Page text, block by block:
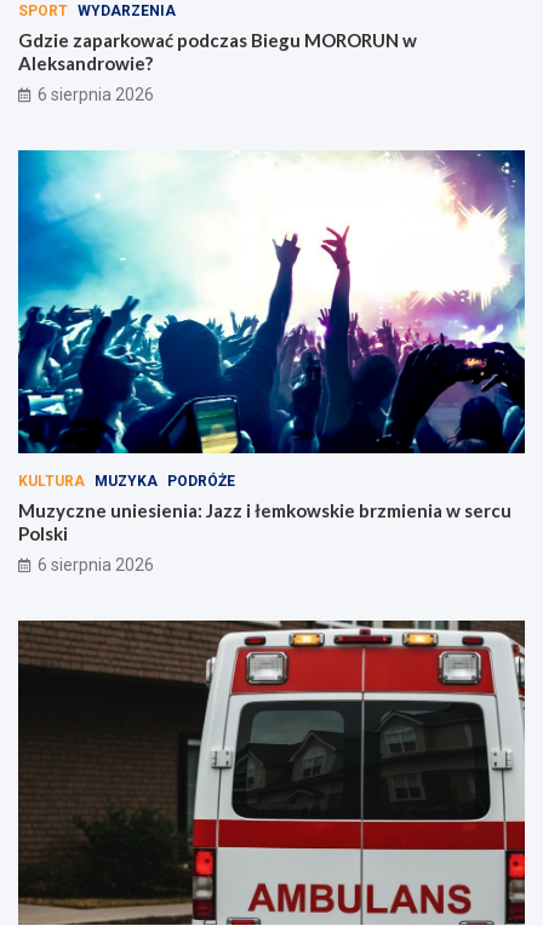
SPORT WYDARZENIA
Gdzie zaparkować podczas Biegu MORORUN w
Aleksandrowie?
6 sierpnia 2026
KULTURA MUZYKA PODRÓŻE
Muzyczne uniesienia: Jazz i łemkowskie brzmienia w sercu
Polski
6 sierpnia 2026